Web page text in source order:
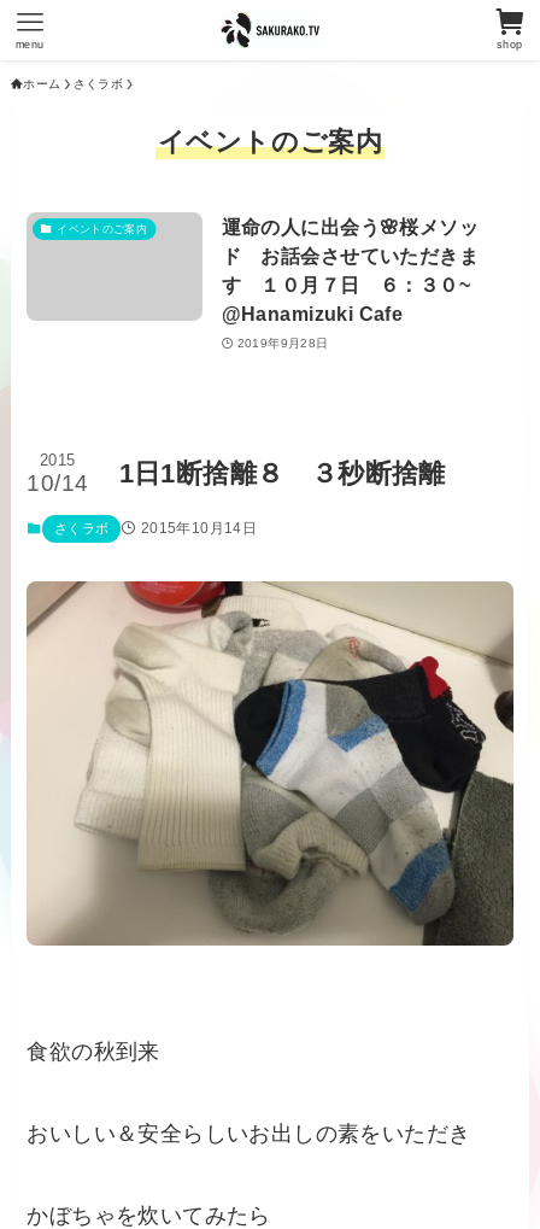
shop
menu
ホーム さくラボ
イベントのご案内
イベントのご案内
運命の人に出会う🌸桜メソッ
ド お話会させていただきま
す １０月７日 ６：３０~
@Hanamizuki Cafe
2019年9月28日
1日1断捨離８ ３秒断捨離
2015
10/14
さくラボ 2015年10月14日
食欲の秋到来
おいしい＆安全らしいお出しの素をいただき
かぼちゃを炊いてみたら